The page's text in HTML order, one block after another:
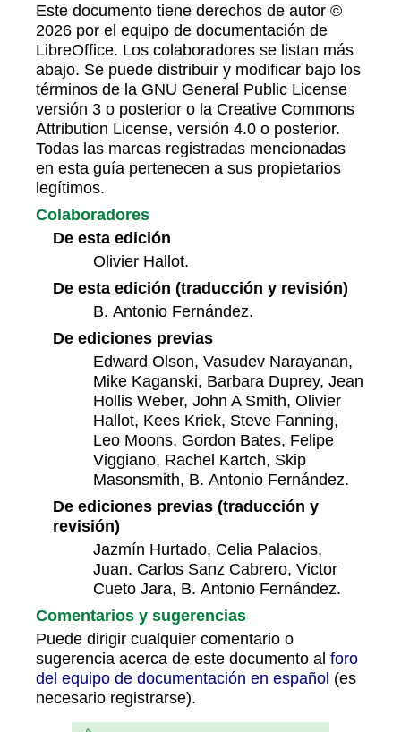
Este documento tiene derechos de autor ©
2026 por el equipo de documentación de
LibreOffice. Los colaboradores se listan más
abajo. Se puede distribuir y modificar bajo los
términos de la GNU General Public License
versión 3 o posterior o la Creative Commons
Attribution License, versión 4.0 o posterior.
Todas las marcas registradas mencionadas
en esta guía pertenecen a sus propietarios
legítimos.
Colaboradores
De esta edición
Olivier Hallot.
De esta edición (traducción y revisión)
B. Antonio Fernández.
De ediciones previas
Edward Olson, Vasudev Narayanan‍,
Mike Kaganski, Barbara Duprey, Jean
Hollis Weber, John A Smith, Olivier
Hallot, Kees Kriek, Steve Fanning,
Leo Moons, Gordon Bates, Felipe
Viggiano, ‍Rachel Kartch, Skip
Masonsmith, B. Antonio Fernández.
De ediciones previas (traducción y
revisión)
Jazmín Hurtado, Celia Palacios,
Juan. Carlos Sanz Cabrero, Victor
Cueto Jara, B. Antonio Fernández.
Comentarios y sugerencias
Puede dirigir cualquier comentario o
sugerencia acerca de este documento al foro
del equipo de documentación en español (es
necesario registrarse).